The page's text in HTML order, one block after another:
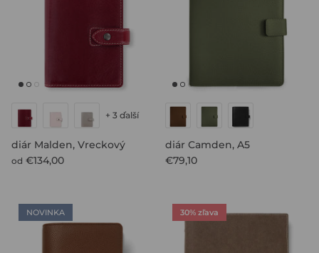
diár Malden, Vreckový
od €134,00
+ 3 ďalší
diár Camden, A5
€79,10
NOVINKA 30% zľava